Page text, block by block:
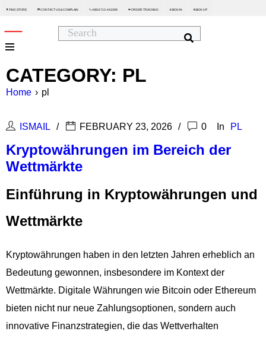
 FIND STORE  CONTACT US & COMPLAIN +8801713-443399  ORDER TRACKING  SIGN IN SIGN UP
CATEGORY: PL
Home › pl
ISMAIL FEBRUARY 23, 2026 0 In PL
Kryptowährungen im Bereich der
Wettmärkte
Einführung in Kryptowährungen und
Wettmärkte
Kryptowährungen haben in den letzten Jahren erheblich an
Bedeutung gewonnen, insbesondere im Kontext der
Wettmärkte. Digitale Währungen wie Bitcoin oder Ethereum
bieten nicht nur neue Zahlungsoptionen, sondern auch
innovative Finanzstrategien, die das Wettverhalten